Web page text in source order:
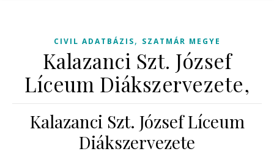
CIVIL ADATBÁZIS, SZATMÁR MEGYE
Kalazanci Szt. József
Líceum Diákszervezete,
Kalazanci Szt. József Líceum
Diákszervezete